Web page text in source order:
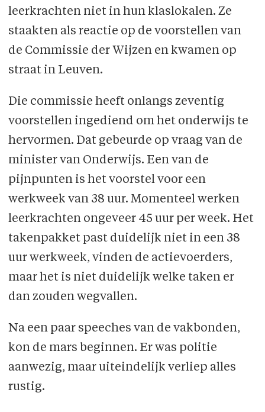
leerkrachten niet in hun klaslokalen. Ze
staakten als reactie op de voorstellen van
de Commissie der Wijzen en kwamen op
straat in Leuven.
Die commissie heeft onlangs zeventig
voorstellen ingediend om het onderwijs te
hervormen. Dat gebeurde op vraag van de
minister van Onderwijs. Een van de
pijnpunten is het voorstel voor een
werkweek van 38 uur. Momenteel werken
leerkrachten ongeveer 45 uur per week. Het
takenpakket past duidelijk niet in een 38
uur werkweek, vinden de actievoerders,
maar het is niet duidelijk welke taken er
dan zouden wegvallen.
Na een paar speeches van de vakbonden,
kon de mars beginnen. Er was politie
aanwezig, maar uiteindelijk verliep alles
rustig.